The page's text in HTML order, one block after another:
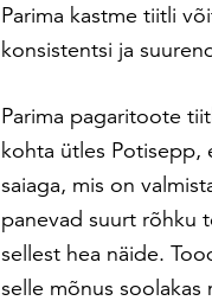
Parima kastme tiitli
konsistentsi ja
Parima pagaritoote
kohta ütles Potisepp,
saiaga, mis on
panevad suurt rõhku
sellest hea näide.
selle mõnus